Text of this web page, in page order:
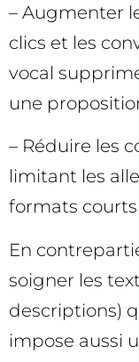
– Augmenter
clics et les
vocal
une
– Réduire les
limitant les
formats
En
soigner les
descriptions)
impose aussi